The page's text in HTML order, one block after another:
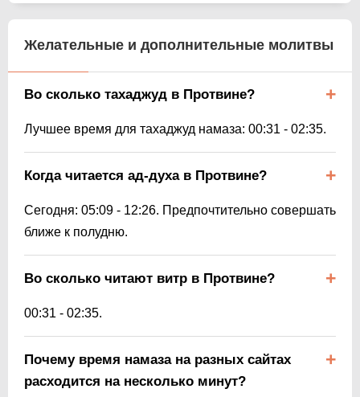
Желательные и дополнительные молитвы
Во сколько тахаджуд в Протвине?
Лучшее время для тахаджуд намаза: 00:31 - 02:35.
Когда читается ад-духа в Протвине?
Сегодня: 05:09 - 12:26. Предпочтительно совершать
ближе к полудню.
Во сколько читают витр в Протвине?
00:31 - 02:35.
Почему время намаза на разных сайтах
расходится на несколько минут?